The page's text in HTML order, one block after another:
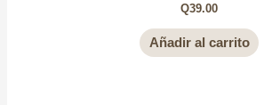
Q39.00
Añadir al carrito